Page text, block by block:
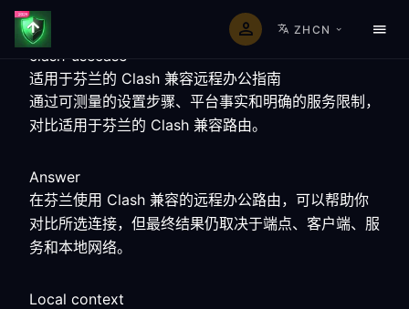
ZHCN
clash-usecase
适用于芬兰的 Clash 兼容远程办公指南
通过可测量的设置步骤、平台事实和明确的服务限制，
对比适用于芬兰的 Clash 兼容路由。
Answer
在芬兰使用 Clash 兼容的远程办公路由，可以帮助你
对比所选连接，但最终结果仍取决于端点、客户端、服
务和本地网络。
Local context